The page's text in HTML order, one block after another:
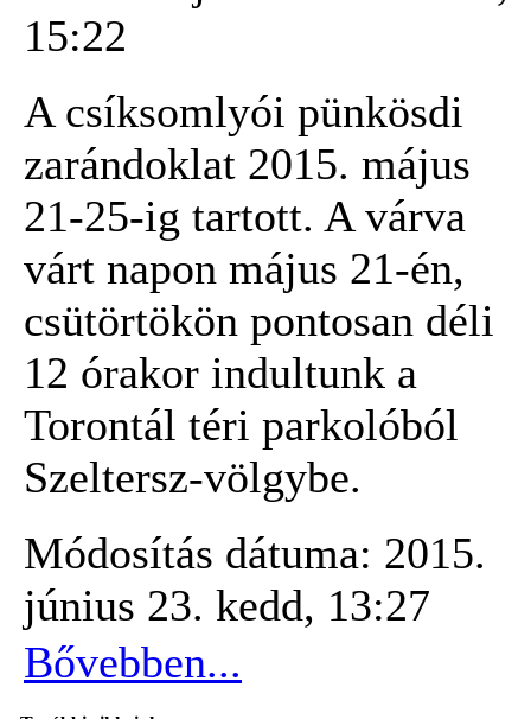
15:22
A csíksomlyói pünkösdi
zarándoklat 2015. május
21-25-ig tartott. A várva
várt napon május 21-én,
csütörtökön pontosan déli
12 órakor indultunk a
Torontál téri parkolóból
Szeltersz-völgybe.
Módosítás dátuma: 2015.
június 23. kedd, 13:27
Bővebben...